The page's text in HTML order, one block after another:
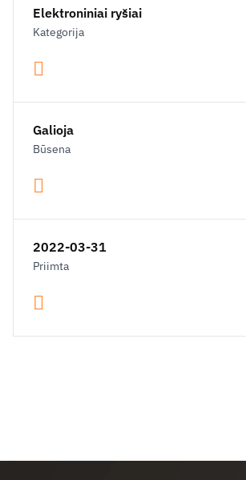
Elektroniniai ryšiai
Kategorija
Galioja
Būsena
2022-03-31
Priimta